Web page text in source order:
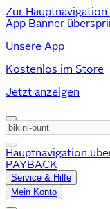
Zur Hauptnavigation
App Banner
Unsere App
Kostenlos im Store
Jetzt anzeigen
Hauptnavigation
PAYBACK
Service & Hilfe
Mein Konto